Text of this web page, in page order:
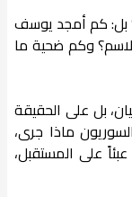
بل: كم أمجد يوسف
وكم ضحية ما
بل على الحقيقة
ماذا جرى،
على المستقبل،